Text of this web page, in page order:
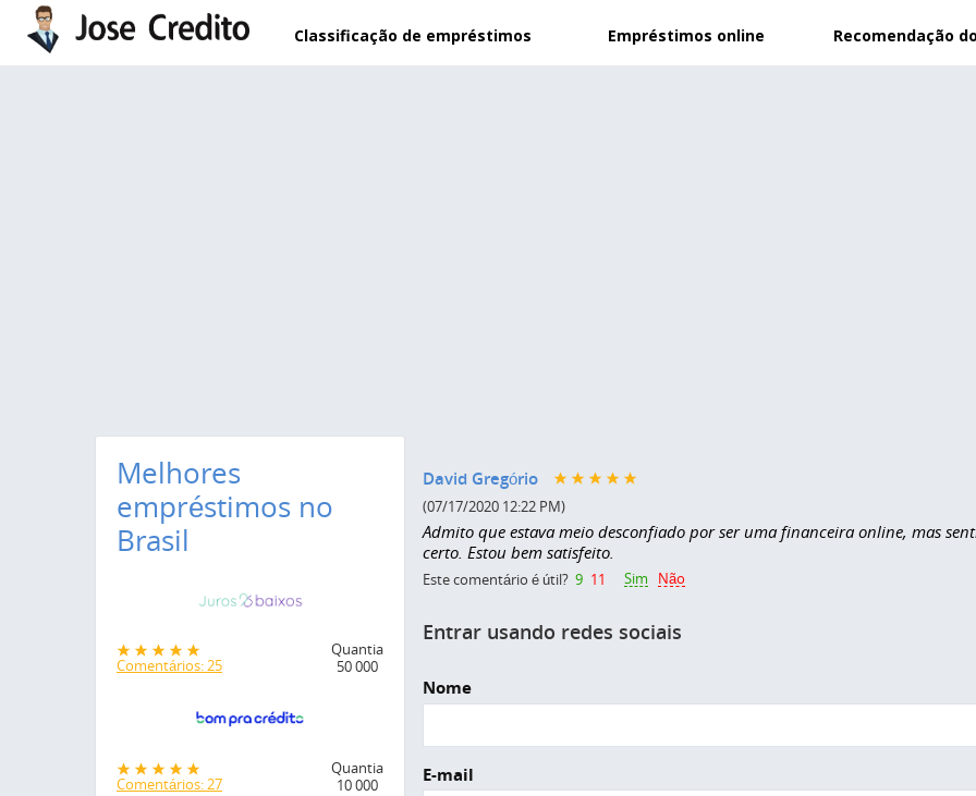
Pular para o conteúdo principal
Classificação de empréstimos Empréstimos online Recomendação
David Gregório
(07/17/2020 12:22 PM)
Admito que estava meio desconfiado por ser uma financeira online, mas
certo. Estou bem satisfeito.
Este comentário é útil? 9 11 Sim
Não
Entrar usando redes sociais
Nome
E-mail
Melhores
empréstimos no
Brasil
Comentários: 25
Quantia
50 000
Comentários: 27
Quantia
10 000